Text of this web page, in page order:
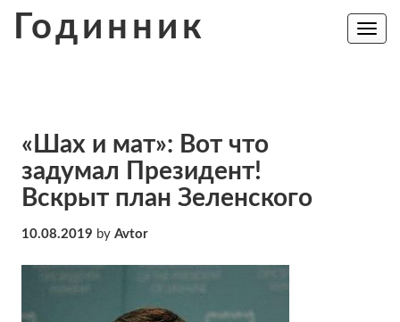
Годинник
Toggle
«Шах и мат»: Вот что
задумал Президент!
Вскрыт план Зеленского
10.08.2019 by Avtor